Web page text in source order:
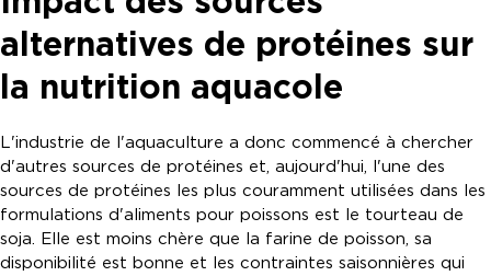
alternatives de protéines sur
la nutrition aquacole
L'industrie de l'aquaculture a donc commencé à chercher
d'autres sources de protéines et, aujourd'hui, l'une des
sources de protéines les plus couramment utilisées dans les
formulations d'aliments pour poissons est le tourteau de
soja. Elle est moins chère que la farine de poisson, sa
disponibilité est bonne et les contraintes saisonnières qui